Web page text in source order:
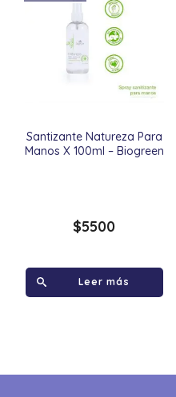
Santizante Natureza Para
Manos X 100ml – Biogreen
$5500
Leer más